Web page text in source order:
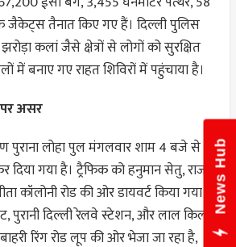
जैकेट्स तैनात किए गए हैं। दिल्ली पुलिस
कलां जैसे क्षेत्रों से लोगों को सुरक्षित
में बनाए गए राहत शिविरों में पहुंचाया है।
असर
पुराना लोहा पुल मंगलवार शाम 4 बजे से
गया है। ट्रैफिक को हनुमान सेतु, राजा
कॉलोनी रोड की ओर डायवर्ट किया गया है।
पुरानी दिल्ली रेलवे स्टेशन, और लाल किला
रिंग रोड लूप की ओर भेजा जा रहा है,
News Hub